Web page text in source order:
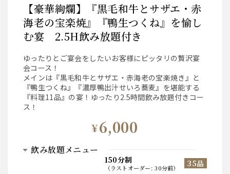
【豪華絢爛】『黒毛和牛とサザエ・赤
海老の宝楽焼』『鴨生つくね』を愉し
む宴 2.5H飲み放題付き
ゆったりとご宴会をしたいお客様にピッタリの贅沢宴
会コース！
メインは『黒毛和牛とサザエ・赤海老の宝楽焼き』と
『鴨生つくね』『濃厚鴨出汁せいろ蕎麦』を堪能する
『料理11品』の宴！ゆったり2.5時間飲み放題付きコー
ス！
¥6,000
飲み放題メニュー
150分制
（ ラストオーダー:30分前） 35品